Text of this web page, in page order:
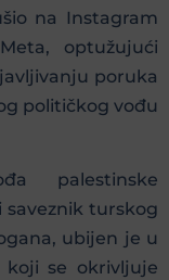
na Instagram
optužujući
poruka
političkog vođu
palestinske
saveznik turskog
ubijen je u
se okrivljuje